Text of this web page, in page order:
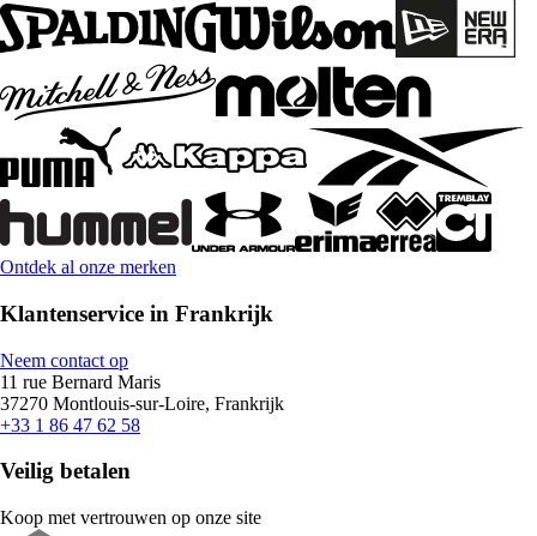
Ontdek al onze merken
Klantenservice in Frankrijk
Neem contact op
11 rue Bernard Maris
37270 Montlouis-sur-Loire, Frankrijk
+33 1 86 47 62 58
Veilig betalen
Koop met vertrouwen op onze site